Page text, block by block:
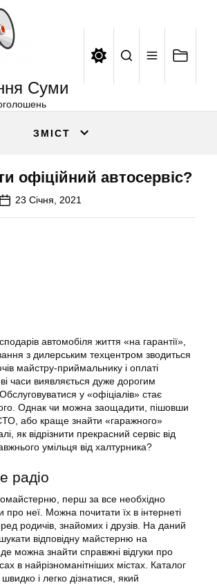
Суми
ЗМІСТ
офіційний автосервіс?
23 Січня, 2021
автомобіля життя «на гарантії»,
з дилерським техцентром зводиться
майстру-приймальнику і оплаті
часи виявляється дуже дорогим
у «офіціалів» стає
Однак чи можна заощадити, пішовши
або краще знайти «гаражного»
як відрізнити прекрасний сервіс від
умільця від халтурника?
радіо
перш за все необхідно
про неї. Можна почитати їх в інтернеті
родичів, знайомих і друзів. На даний
відповідну майстерню на
можна знайти справжні відгуки про
в найрізноманітніших містах. Каталог
і легко дізнатися, який